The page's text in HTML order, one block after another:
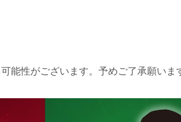
能性がございます。予めご了承願いま